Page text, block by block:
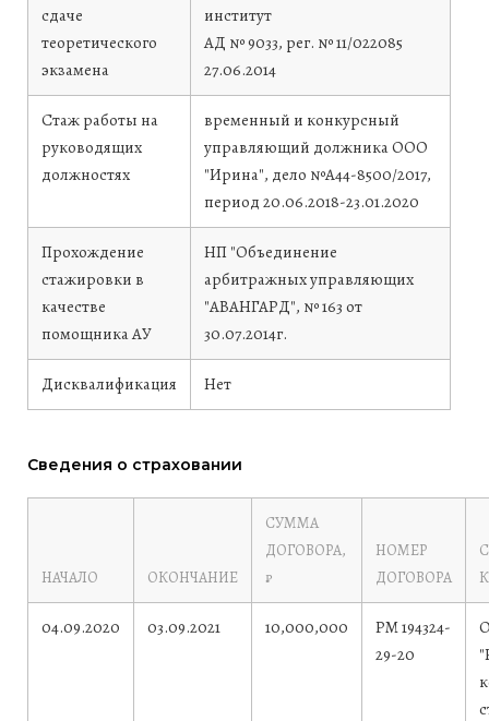
сдаче
теоретического
экзамена
институт
АД № 9033, рег. № 11/022085
27.06.2014
Стаж работы на
руководящих
должностях
временный и конкурсный
управляющий должника ООО
"Ирина", дело №А44-8500/2017,
период 20.06.2018-23.01.2020
Прохождение
стажировки в
качестве
помощника АУ
НП "Объединение
арбитражных управляющих
"АВАНГАРД", № 163 от
30.07.2014г.
Дисквалификация Нет
Сведения о страховании
НАЧАЛО ОКОНЧАНИЕ
СУММА
ДОГОВОРА,
₽
НОМЕР
ДОГОВОРА
04.09.2020 03.09.2021 10,000,000
РМ 194324-
29-20